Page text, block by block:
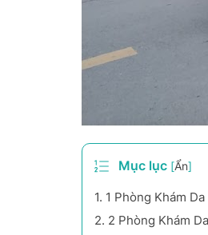
Mục lục [Ẩn]
1. 1 Phòng Khám
2. 2 Phòng Khám